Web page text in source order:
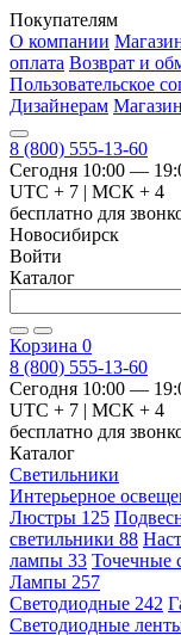
Покупателям
О компании
оплата Возврат и
Пользовательское
Дизайнерам
8 (800) 555-13-60
Сегодня 10:00 —
UTC + 7 | МСК + 4
бесплатно для
Новосибирск
Войти
Каталог
Корзина 0
8 (800) 555-13-60
Сегодня 10:00 —
UTC + 7 | МСК + 4
бесплатно для
Каталог
Светильники
Интерьерное
Люстры 125
светильники 88
лампы 33 Точечные
Лампы 257
Светодиодные 242
Светодиодные